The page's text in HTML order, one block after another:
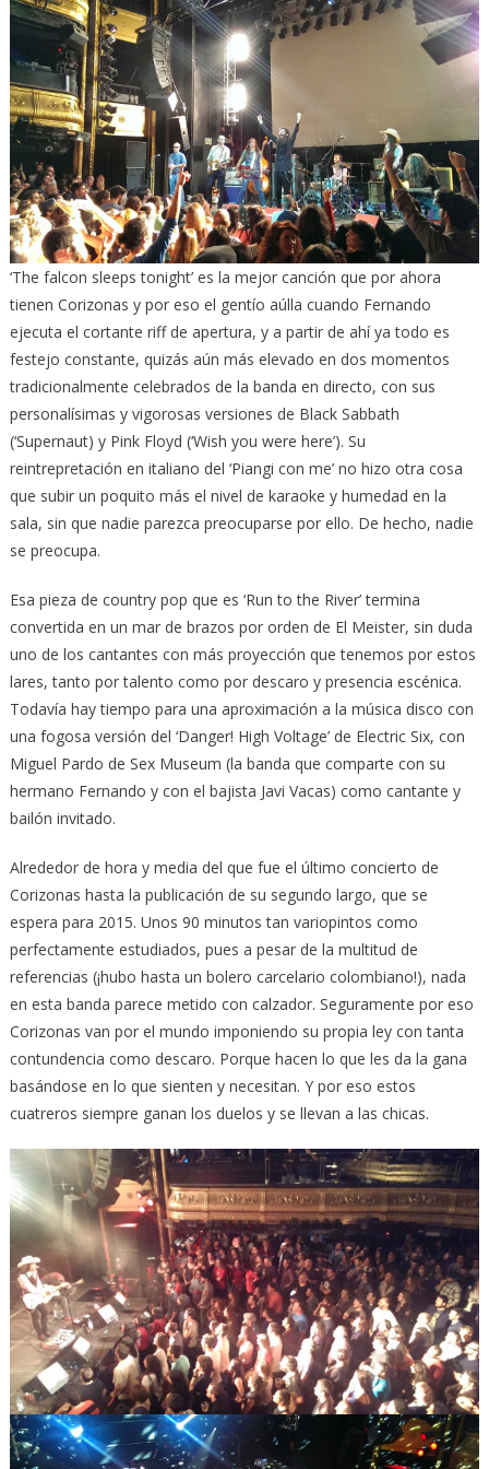
‘The falcon sleeps tonight’ es la mejor canción que por ahora
tienen Corizonas y por eso el gentío aúlla cuando Fernando
ejecuta el cortante riff de apertura, y a partir de ahí ya todo es
festejo constante, quizás aún más elevado en dos momentos
tradicionalmente celebrados de la banda en directo, con sus
personalísimas y vigorosas versiones de Black Sabbath
(‘Supernaut) y Pink Floyd (‘Wish you were here’). Su
reintrepretación en italiano del ‘Piangi con me’ no hizo otra cosa
que subir un poquito más el nivel de karaoke y humedad en la
sala, sin que nadie parezca preocuparse por ello. De hecho, nadie
se preocupa.
Esa pieza de country pop que es ‘Run to the River’ termina
convertida en un mar de brazos por orden de El Meister, sin duda
uno de los cantantes con más proyección que tenemos por estos
lares, tanto por talento como por descaro y presencia escénica.
Todavía hay tiempo para una aproximación a la música disco con
una fogosa versión del ‘Danger! High Voltage’ de Electric Six, con
Miguel Pardo de Sex Museum (la banda que comparte con su
hermano Fernando y con el bajista Javi Vacas) como cantante y
bailón invitado.
Alrededor de hora y media del que fue el último concierto de
Corizonas hasta la publicación de su segundo largo, que se
espera para 2015. Unos 90 minutos tan variopintos como
perfectamente estudiados, pues a pesar de la multitud de
referencias (¡hubo hasta un bolero carcelario colombiano!), nada
en esta banda parece metido con calzador. Seguramente por eso
Corizonas van por el mundo imponiendo su propia ley con tanta
contundencia como descaro. Porque hacen lo que les da la gana
basándose en lo que sienten y necesitan. Y por eso estos
cuatreros siempre ganan los duelos y se llevan a las chicas.